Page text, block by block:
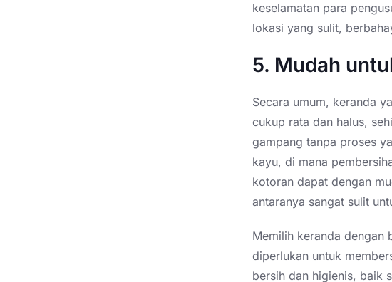
keselamatan para
lokasi yang sulit,
5. Mudah
Secara umum, keranda
cukup rata dan halus,
gampang tanpa proses
kayu, di mana
kotoran dapat dengan
antaranya sangat sulit
Memilih keranda dengan
diperlukan untuk
bersih dan higienis, baik